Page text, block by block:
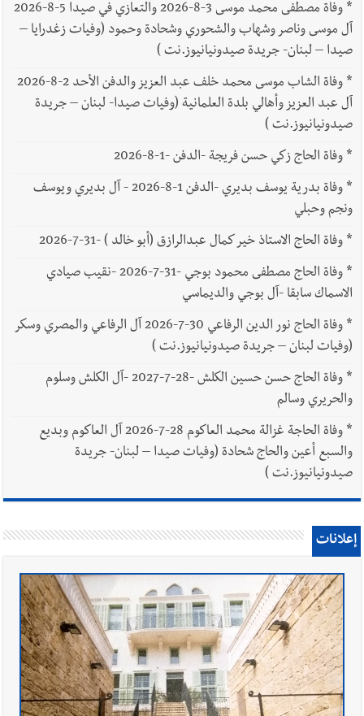
*
وفاة مصطفى محمد موسى 3-8-2026 والتعازي في صيدا 5-8-2026
آل موسى وناصر وشهاب والشحوري وشحادة وحمود (وفيات زغدرايا –
صيدا – لبنان- جريدة صيدونيانيوز.نت )
*
وفاة الشاب موسى محمد خلف عبد العزيز والدفن الأحد 2-8-2026
آل عبد العزيز وأهالي بلدة العلمانية (وفيات صيدا- لبنان – جريدة
صيدونيانيوز.نت )
*وفاة الحاج زكي حسن فريجة -الدفن -1-8-2026
*
وفاة بدرية يوسف بديري -الدفن 1-8-2026 - آل بديري ويوسف
ونجم وحبلي
*وفاة الحاج الاستاذ خير كمال عبدالرازق (أبو خالد ) -31-7-2026
*
وفاة الحاج مصطفى محمود بوجي -31-7-2026 -نقيب صيادي
الاسماك سابقا -آل بوجي والديماسي
*
وفاة الحاج نور الدين الرفاعي 30-7-2026 آل الرفاعي والمصري وسكر
(وفيات لبنان – جريدة صيدونيانيوز.نت )
*
وفاة الحاج حسن حسين الكلش -28-7-2027 -آل الكلش وسلوم
والحريري وسالم
*
وفاة الحاجة غزالة محمد العاكوم 28-7-2026 آل العاكوم وبديع
والسبع أعين والحاج شحادة (وفيات صيدا – لبنان- جريدة
صيدونيانيوز.نت )
إعلانات